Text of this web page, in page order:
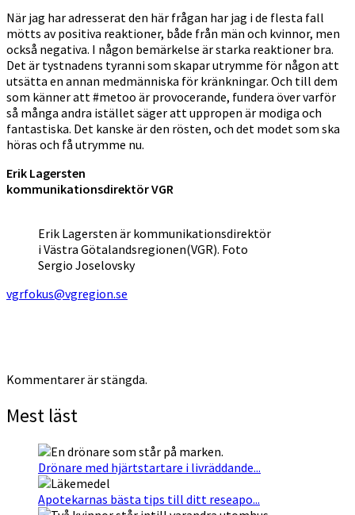
När jag har adresserat den här frågan har jag i de flesta fall
mötts av positiva reaktioner, både från män och kvinnor, men
också negativa. I någon bemärkelse är starka reaktioner bra.
Det är tystnadens tyranni som skapar utrymme för någon att
utsätta en annan medmänniska för kränkningar. Och till dem
som känner att #metoo är provocerande, fundera över varför
så många andra istället säger att uppropen är modiga och
fantastiska. Det kanske är den rösten, och det modet som ska
höras och få utrymme nu.
Erik Lagersten
kommunikationsdirektör VGR
Erik Lagersten är kommunikationsdirektör
i Västra Götalandsregionen(VGR). Foto
Sergio Joselovsky
vgrfokus@vgregion.se
Kommentarer är stängda.
Mest läst
Drönare med hjärtstartare i livräddande...
Apotekarnas bästa tips till ditt reseapo...